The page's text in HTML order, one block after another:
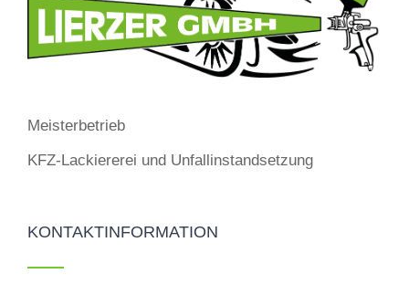
Meisterbetrieb
KFZ-Lackiererei und Unfallinstandsetzung
KONTAKTINFORMATION